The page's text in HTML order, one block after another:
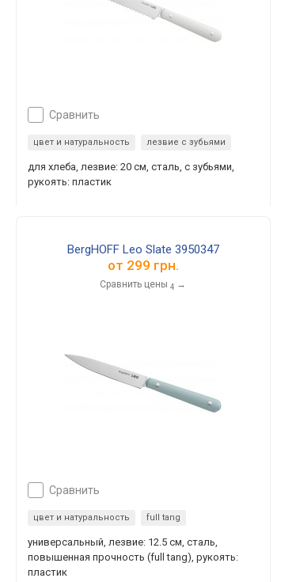
сравнить
цвет и натуральность лезвие с зубьями
для хлеба, лезвие: 20 см, сталь, с зубьями,
рукоять: пластик
BergHOFF Leo Slate 3950347
от 299 грн.
Сравнить цены 4 →
сравнить
цвет и натуральность full tang
универсальный, лезвие: 12.5 см, сталь,
повышенная прочность (full tang), рукоять:
пластик